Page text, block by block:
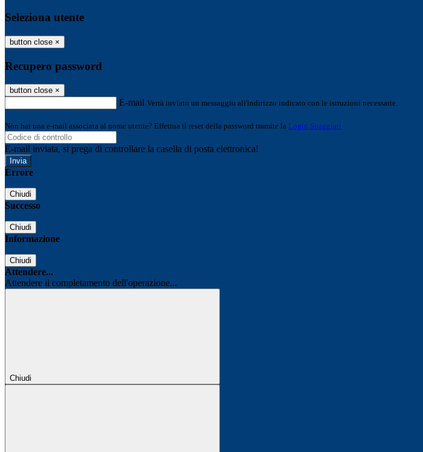
Seleziona utente
button close ×
Recupero password
button close ×
E-mail Verrà inviato un messaggio all'indirizzo indicato con le istruzioni necessarie.
Non hai una e-mail associata al nome utente? Effettua il reset della password tramite la Login Spaggiari
E-mail inviata, si prega di controllare la casella di posta elettronica!
Errore
Chiudi
Successo
Chiudi
Informazione
Chiudi
Attendere...
Attendere il completamento dell'operazione...
Chiudi